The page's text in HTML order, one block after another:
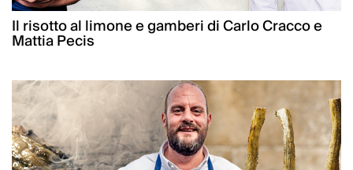
Il risotto al limone e gamberi di Carlo Cracco e
Mattia Pecis